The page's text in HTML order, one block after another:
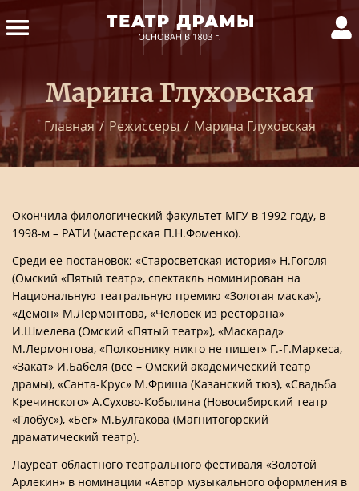
Марина Глуховская
Главная / Режиссеры / Марина Глуховская
Окончила филологический факультет МГУ в 1992 году, в
1998-м – РАТИ (мастерская П.Н.Фоменко).
Среди ее постановок: «Старосветская история» Н.Гоголя
(Омский «Пятый театр», спектакль номинирован на
Национальную театральную премию «Золотая маска»),
«Демон» М.Лермонтова, «Человек из ресторана»
И.Шмелева (Омский «Пятый театр»), «Маскарад»
М.Лермонтова, «Полковнику никто не пишет» Г.-Г.Маркеса,
«Закат» И.Бабеля (все – Омский академический театр
драмы), «Санта-Крус» М.Фриша (Казанский тюз), «Свадьба
Кречинского» А.Сухово-Кобылина (Новосибирский театр
«Глобус»), «Бег» М.Булгакова (Магнитогорский
драматический театр).
Лауреат областного театрального фестиваля «Золотой
Арлекин» в номинации «Автор музыкального оформления в